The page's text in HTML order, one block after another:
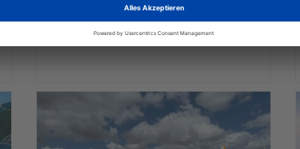
Neue Hotels, innovative Konzepte und zusätzliche